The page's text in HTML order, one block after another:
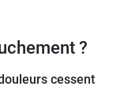
?
cessent